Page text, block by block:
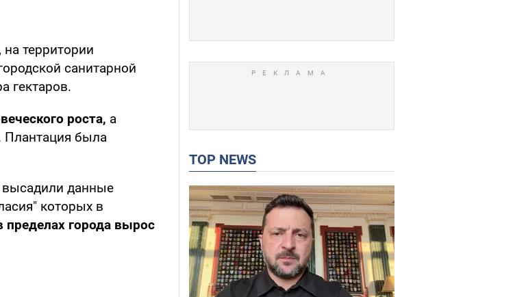
территории
санитарной
гектаров.
роста, а
Плантация была
данные
которых в
пределах города вырос
TOP NEWS